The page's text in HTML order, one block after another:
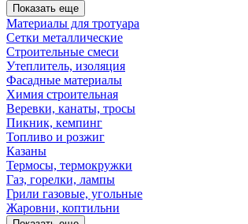
Показать еще
Материалы для тротуара
Сетки металлические
Строительные смеси
Утеплитель, изоляция
Фасадные материалы
Химия строительная
Веревки, канаты, тросы
Пикник, кемпинг
Топливо и розжиг
Казаны
Термосы, термокружки
Газ, горелки, лампы
Грили газовые, угольные
Жаровни, коптильни